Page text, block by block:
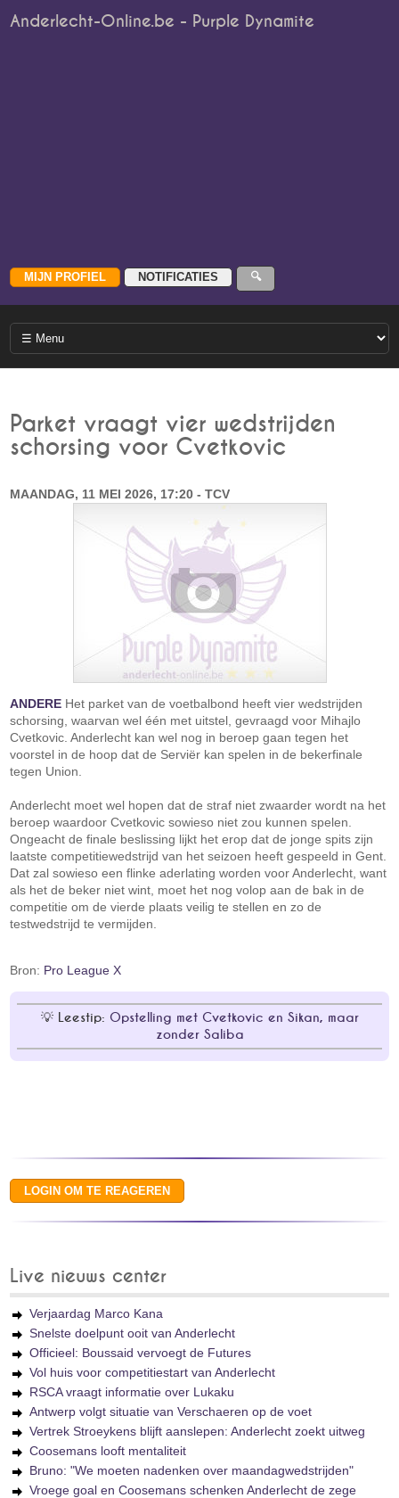
Anderlecht-Online.be - Purple Dynamite
Parket vraagt vier wedstrijden
schorsing voor Cvetkovic
MAANDAG, 11 MEI 2026, 17:20 - TCV
ANDERE Het parket van de voetbalbond heeft vier wedstrijden
schorsing, waarvan wel één met uitstel, gevraagd voor Mihajlo
Cvetkovic. Anderlecht kan wel nog in beroep gaan tegen het
voorstel in de hoop dat de Serviër kan spelen in de bekerfinale
tegen Union.
Anderlecht moet wel hopen dat de straf niet zwaarder wordt na het
beroep waardoor Cvetkovic sowieso niet zou kunnen spelen.
Ongeacht de finale beslissing lijkt het erop dat de jonge spits zijn
laatste competitiewedstrijd van het seizoen heeft gespeeld in Gent.
Dat zal sowieso een flinke aderlating worden voor Anderlecht, want
als het de beker niet wint, moet het nog volop aan de bak in de
competitie om de vierde plaats veilig te stellen en zo de
testwedstrijd te vermijden.
Bron: Pro League X
Leestip: Opstelling met Cvetkovic en Sikan, maar
zonder Saliba
Live nieuws center
Verjaardag Marco Kana
Snelste doelpunt ooit van Anderlecht
Officieel: Boussaid vervoegt de Futures
Vol huis voor competitiestart van Anderlecht
RSCA vraagt informatie over Lukaku
Antwerp volgt situatie van Verschaeren op de voet
Vertrek Stroeykens blijft aanslepen: Anderlecht zoekt uitweg
Coosemans looft mentaliteit
Bruno: "We moeten nadenken over maandagwedstrijden"
Vroege goal en Coosemans schenken Anderlecht de zege